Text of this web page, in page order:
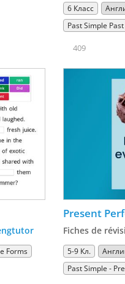
6 Класс
Past Simple
409
Forms
Present
Fiches de
5-9 Кл.
Past Simple -